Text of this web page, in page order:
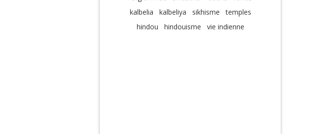
kalbelia
kalbeliya sikhisme
temples
hindou
hindouisme vie indienne